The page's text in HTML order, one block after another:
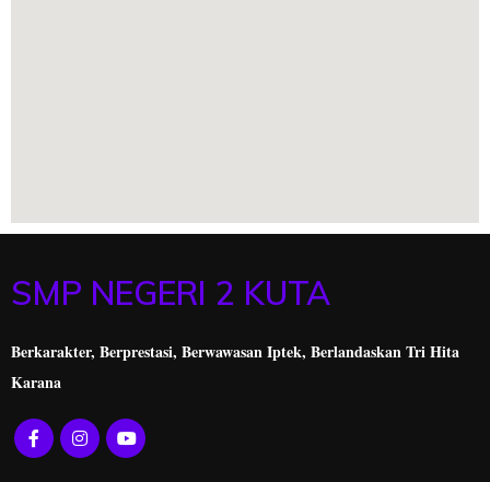
SMP NEGERI 2 KUTA
Berkarakter, Berprestasi, Berwawasan Iptek, Berlandaskan Tri Hita
Karana